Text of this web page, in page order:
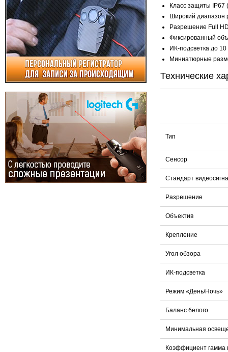
Класс защиты IP67
Широкий диапазон
Разрешение Full
Фиксированный
ИК-подсветка до
Миниатюрные
Технические
Тип
Сенсор
Стандарт
Разрешение
Объектив
Крепление
Угол обзора
ИК-подсветка
Режим «День/Ночь»
Баланс белого
Минимальная
Коэффициент гамма